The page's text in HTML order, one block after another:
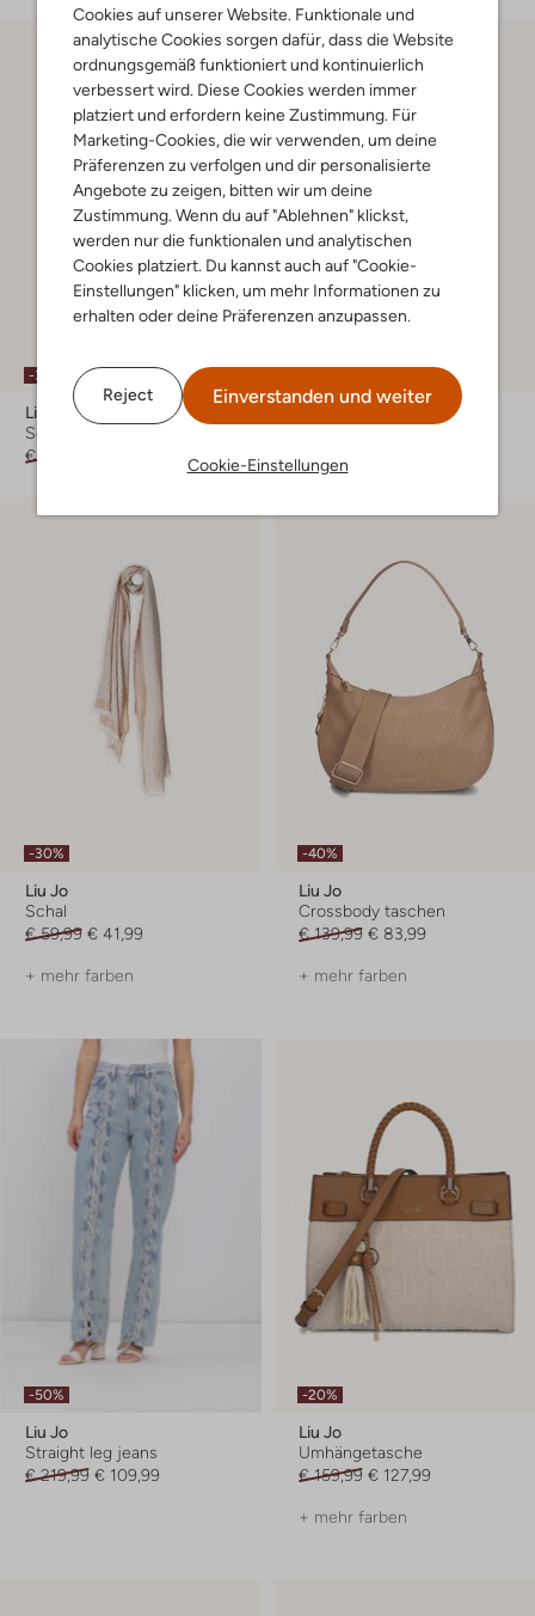
Cookies auf unserer Website. Funktionale und
analytische Cookies sorgen dafür, dass die Website
ordnungsgemäß funktioniert und kontinuierlich
verbessert wird. Diese Cookies werden immer
platziert und erfordern keine Zustimmung. Für
Marketing-Cookies, die wir verwenden, um deine
Präferenzen zu verfolgen und dir personalisierte
Angebote zu zeigen, bitten wir um deine
Zustimmung. Wenn du auf "Ablehnen" klickst,
werden nur die funktionalen und analytischen
Cookies platziert. Du kannst auch auf "Cookie-
Einstellungen" klicken, um mehr Informationen zu
erhalten oder deine Präferenzen anzupassen.
Reject Einverstanden und weiter
Cookie-Einstellungen
-30%
Liu Jo
Schal
€ 49,99
€ 49,99
-30%
Liu Jo
Schal
€ 59,99 € 41,99
+ mehr farben
-40%
Liu Jo
Crossbody taschen
€ 139,99 € 83,99
+ mehr farben
-50%
Liu Jo
Straight leg jeans
€ 219,99 € 109,99
-20%
Liu Jo
Umhängetasche
€ 159,99 € 127,99
+ mehr farben